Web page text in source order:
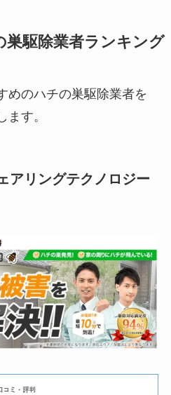
駆除業者ランキング
めのハチの巣駆除業者を
ます。
アリングテクノロジー